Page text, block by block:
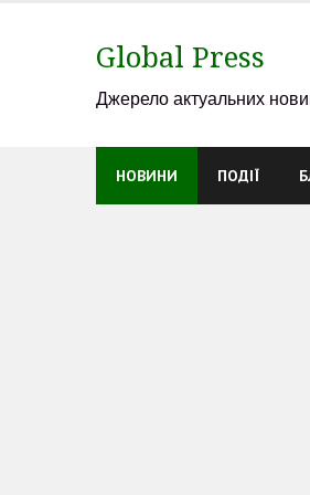
Global Press
Джерело актуальних
НОВИНИ ПОДІЇ